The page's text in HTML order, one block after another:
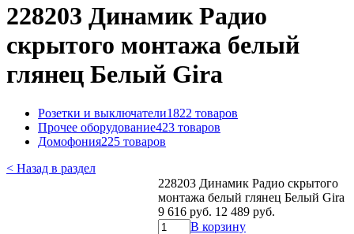
228203 Динамик Радио
скрытого монтажа белый
глянец Белый Gira
Розетки и выключатели1822 товаров
Прочее оборудование423 товаров
Домофония225 товаров
< Назад в раздел
228203 Динамик Радио скрытого
монтажа белый глянец Белый Gira
9 616 руб. 12 489 руб.
В корзину